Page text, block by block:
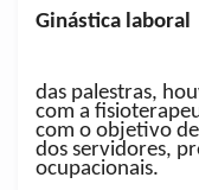
Ginástica laboral
das palestras,
com a
com o objetivo
dos servidores,
ocupacionais.